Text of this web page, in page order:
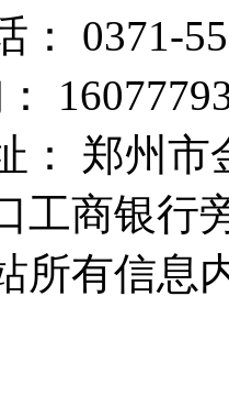
： 0371-
： 郑州
工商银行
所有信息